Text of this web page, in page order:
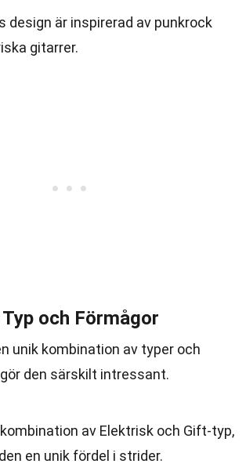
design är inspirerad av punkrock
gitarrer.
och Förmågor
unik kombination av typer och
den särskilt intressant.
kombination av Elektrisk och Gift-typ,
en unik fördel i strider.